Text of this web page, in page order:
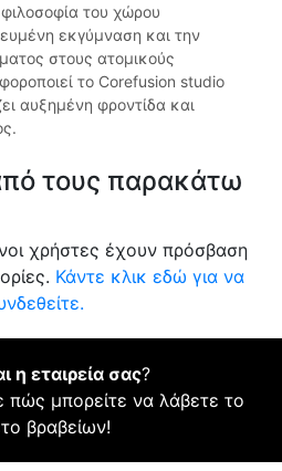
του χώρου
εκγύμναση και την
στους ατομικούς
το Corefusion studio
αυξημένη φροντίδα και
τους παρακάτω
χρήστες έχουν πρόσβαση
Κάντε κλικ εδώ για να
η εταιρεία σας?
πώς μπορείτε να λάβετε το
βραβείων!